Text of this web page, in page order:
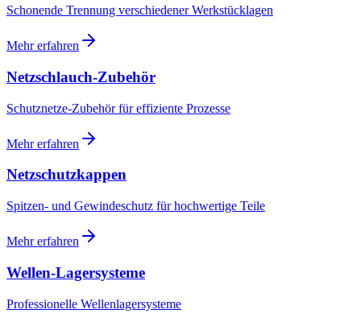
Schonende Trennung verschiedener Werkstücklagen
Mehr erfahren
Netzschlauch-Zubehör
Schutznetze-Zubehör für effiziente Prozesse
Mehr erfahren
Netzschutzkappen
Spitzen- und Gewindeschutz für hochwertige Teile
Mehr erfahren
Wellen-Lagersysteme
Professionelle Wellenlagersysteme